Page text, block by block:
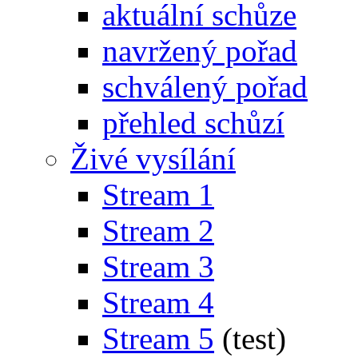
aktuální schůze
navržený pořad
schválený pořad
přehled schůzí
Živé vysílání
Stream 1
Stream 2
Stream 3
Stream 4
Stream 5 (test)